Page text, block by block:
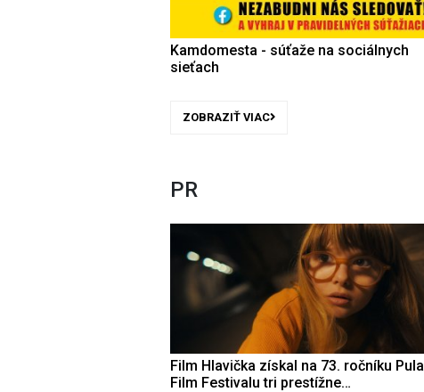
Kamdomesta - súťaže na sociálnych
sieťach
ZOBRAZIŤ VIAC
PR
Film Hlavička získal na 73. ročníku Pula
Film Festivalu tri prestížne…